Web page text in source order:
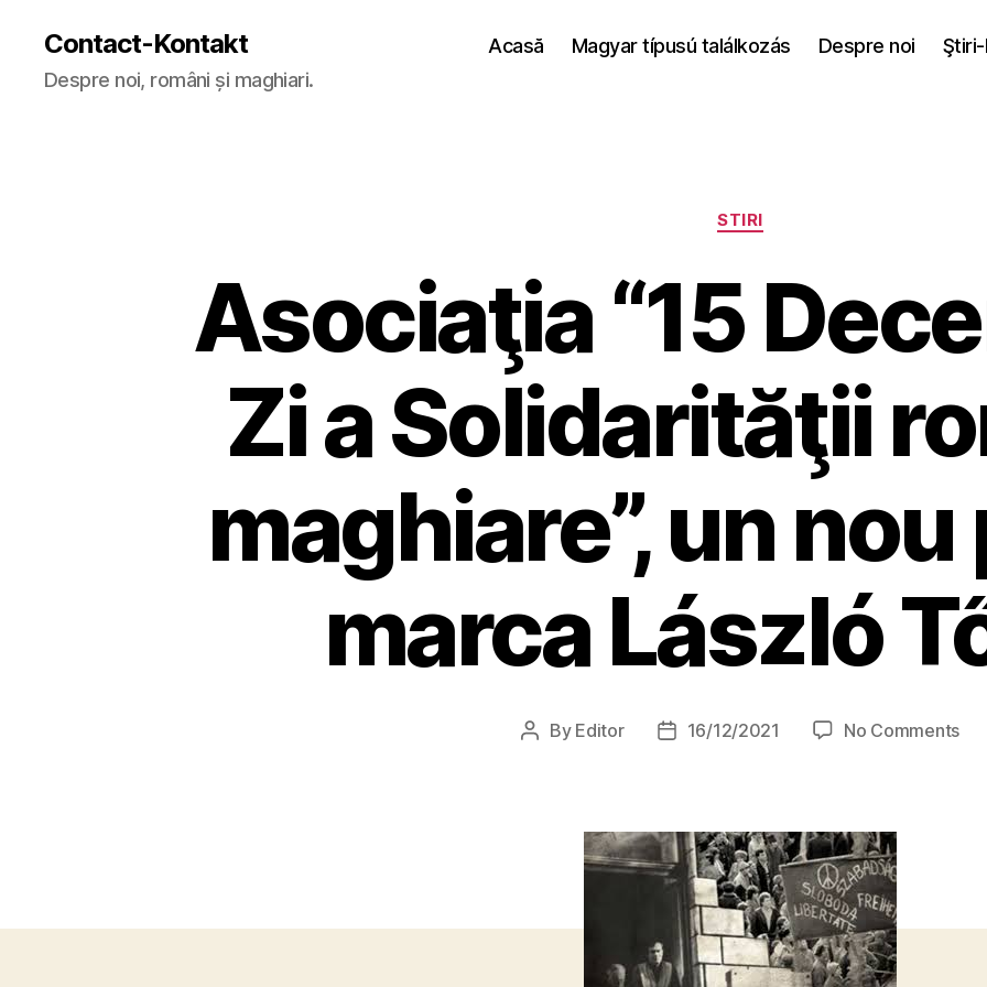
Contact-Kontakt
Despre noi, români și maghiari.
Acasă Magyar típusú találkozás Despre noi
Categories
STIRI
Asociaţia “15
Zi a Solidarităţii
maghiare”, un
marca László
Post
By Editor
Post16/12/2021 No Commentson